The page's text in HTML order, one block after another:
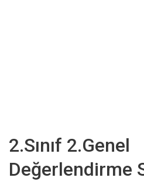
2.Sınıf 2.Genel
Değerlendirme